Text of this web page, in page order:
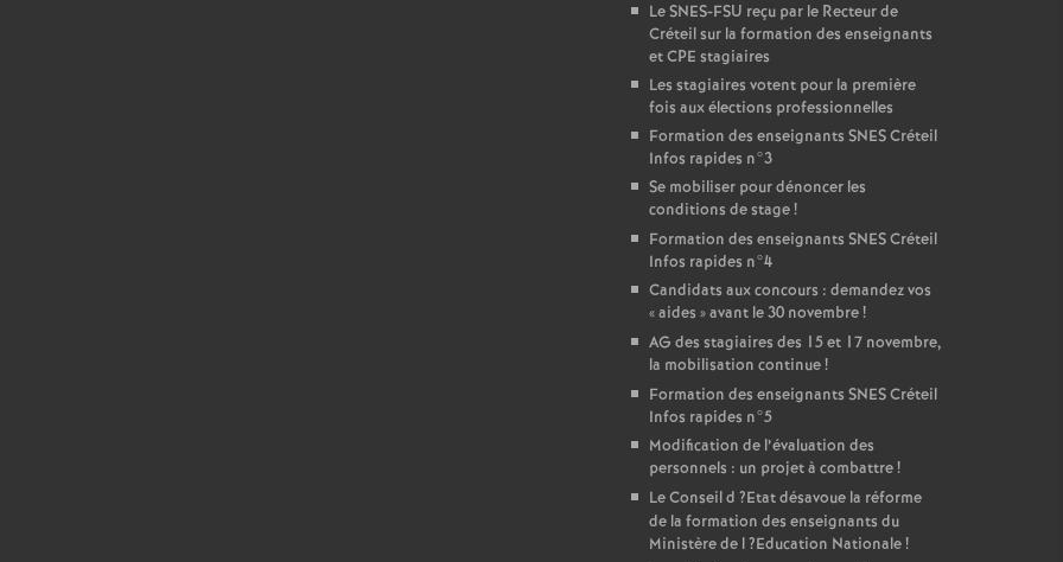
LeSNES-FSU reçu par le Recteur de
Créteil sur la formation des enseignants
etCPE stagiaires
Les stagiaires votent pour la première
fois aux élections professionnelles
Formation des enseignants SNESCréteil
Infos rapides n°3
Se mobiliser pour dénoncer les
conditions de stage!
Formation des enseignants SNESCréteil
Infos rapides n°4
Candidats aux concours : demandez vos
«aides » avant le 30 novembre!
AG des stagiaires des 15 et 17 novembre,
la mobilisation continue!
Formation des enseignants SNESCréteil
Infos rapides n°5
Modification de l’évaluation des
personnels : un projet à combattre!
Le Conseil d ?Etat désavoue la réforme
de la formation des enseignants du
Ministère de l?Education Nationale!